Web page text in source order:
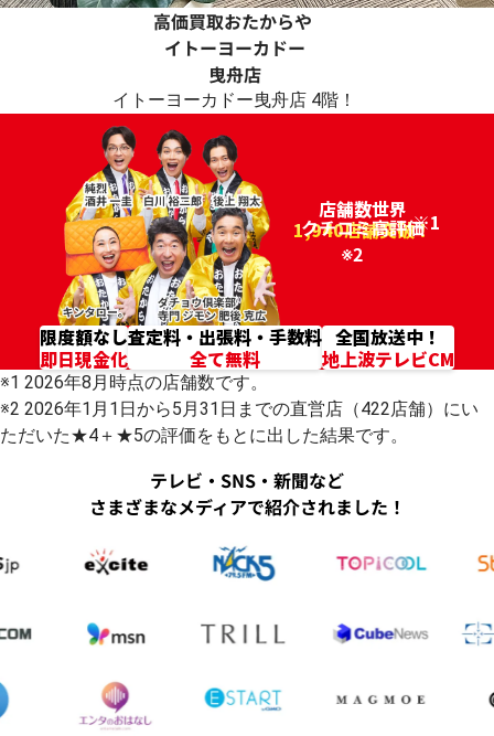
高価買取おたからや
イトーヨーカドー
曳舟店
イトーヨーカドー曳舟店 4階！
店舗数世界
1,940店舗突破！
※1
クチコミ高評価
96.2%
※2
限度額なし
即日現金化
査定料・出張料・手数料
全て無料
全国放送中！
地上波テレビCM
※1 2026年8月時点の店舗数です。
※2 2026年1月1日から5月31日までの直営店（422店舗）にい
ただいた★4＋★5の評価をもとに出した結果です。
テレビ・SNS・新聞など
さまざまなメディアで紹介されました！